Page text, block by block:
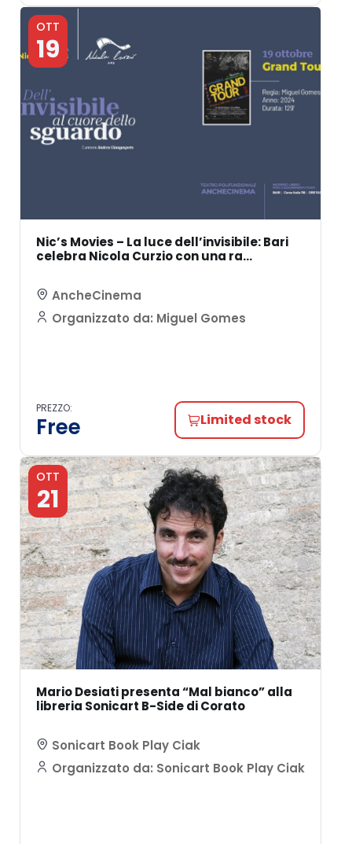
OTT
19
Nic’s Movies – La luce dell’invisibile: Bari
celebra Nicola Curzio con una ra...
AncheCinema
Organizzato da: Miguel Gomes
PREZZO:
Free Limited stock
OTT
21
Mario Desiati presenta “Mal bianco” alla
libreria Sonicart B-Side di Corato
Sonicart Book Play Ciak
Organizzato da: Sonicart Book Play Ciak